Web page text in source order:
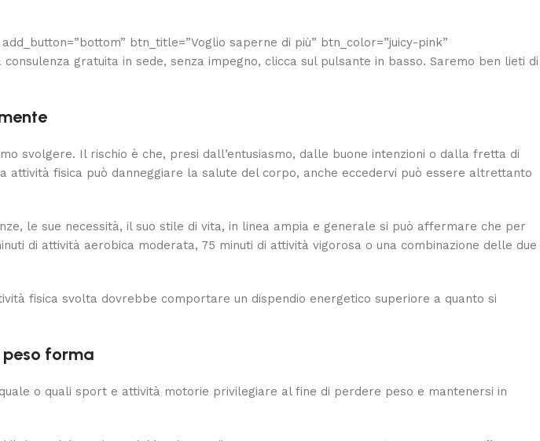
btn_title=”Voglio saperne di più” btn_color=”juicy-pink”
gratuita in sede, senza impegno, clicca sul pulsante in basso. Saremo ben lieti di
svolgere. Il rischio è che, presi dall’entusiasmo, dalle buone intenzioni o dalla fretta di
attività fisica può danneggiare la salute del corpo, anche eccedervi può essere altrettanto
le sue necessità, il suo stile di vita, in linea ampia e generale si può affermare che per
di attività aerobica moderata, 75 minuti di attività vigorosa o una combinazione delle due
fisica svolta dovrebbe comportare un dispendio energetico superiore a quanto si
peso forma
o quali sport e attività motorie privilegiare al fine di perdere peso e mantenersi in